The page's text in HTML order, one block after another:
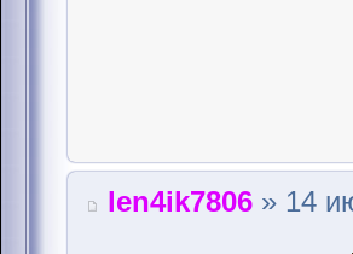
len4ik7806 » 14